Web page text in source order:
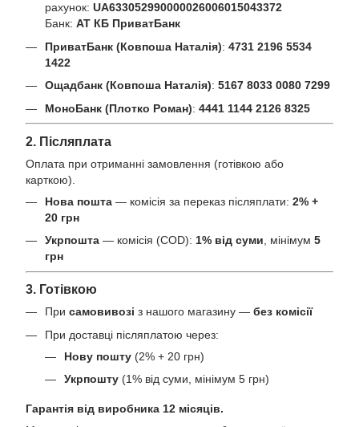
рахунок: UA633052990000026006015043372
Банк: АТ КБ ПриватБанк
ПриватБанк (Ковпоша Наталія): 4731 2196 5534
1422
Ощадбанк (Ковпоша Наталія): 5167 8033 0080 7299
МоноБанк (Плотко Роман): 4441 1144 2126 8325
2. Післяплата
Оплата при отриманні замовлення (готівкою або
карткою).
Нова пошта — комісія за переказ післяплати: 2% +
20 грн
Укрпошта — комісія (COD): 1% від суми , мінімум 5
грн
3. Готівкою
При самовивозі з нашого магазину — без комісії
При доставці післяплатою через:
Нову пошту (2% + 20 грн)
Укрпошту (1% від суми, мінімум 5 грн)
Гарантія від виробника 12 місяців.